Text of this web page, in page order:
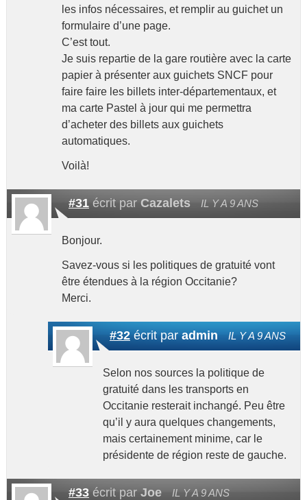
les infos nécessaires, et remplir au guichet un
formulaire d’une page.
C’est tout.
Je suis repartie de la gare routière avec la carte
papier à présenter aux guichets SNCF pour
faire faire les billets inter-départementaux, et
ma carte Pastel à jour qui me permettra
d’acheter des billets aux guichets
automatiques.
Voilà!
#31écrit par Cazalets IL Y A 9 ANS
Bonjour.
Savez-vous si les politiques de gratuité vont
être étendues à la région Occitanie?
Merci.
#32écrit paradmin IL Y A 9 ANS
Selon nos sources la politique de
gratuité dans les transports en
Occitanie resterait inchangé. Peu être
qu’il y aura quelques changements,
mais certainement minime, car le
présidente de région reste de gauche.
#33écrit par Joe IL Y A 9 ANS